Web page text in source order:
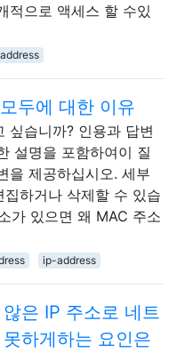
적으로 액세스 할 수있
두에 대한 이유
싶습니까? 인용과 답변
설명을 포함하여이 질
을 제공하십시오. 세부
하거나 삭제할 수 있습
가 있으면 왜 MAC 주소
ip-address
은 IP 주소로 네트
하게하는 요인은